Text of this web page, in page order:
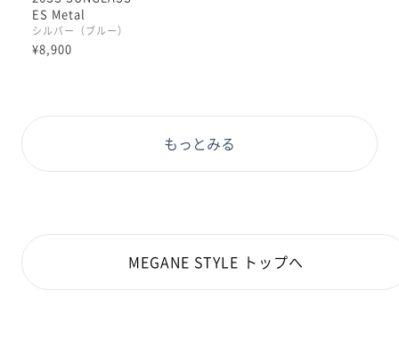
ＵＶ400 で紫外線対策しっかりしてます。
レンズもこだわっていて軽くてかけ心地良いです♪
ES Metal
シルバー（ブルー）
¥8,900
もっとみる
MEGANE STYLE トップへ